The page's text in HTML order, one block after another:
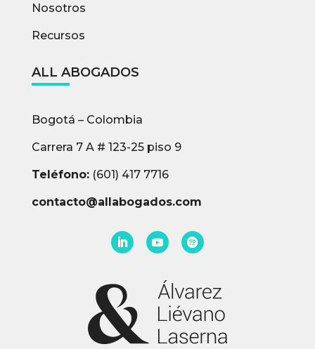
Nosotros
Recursos
ALL ABOGADOS
Bogotá – Colombia
Carrera 7 A # 123-25 piso 9
Teléfono:(601) 417 7716
contacto@allabogados.com